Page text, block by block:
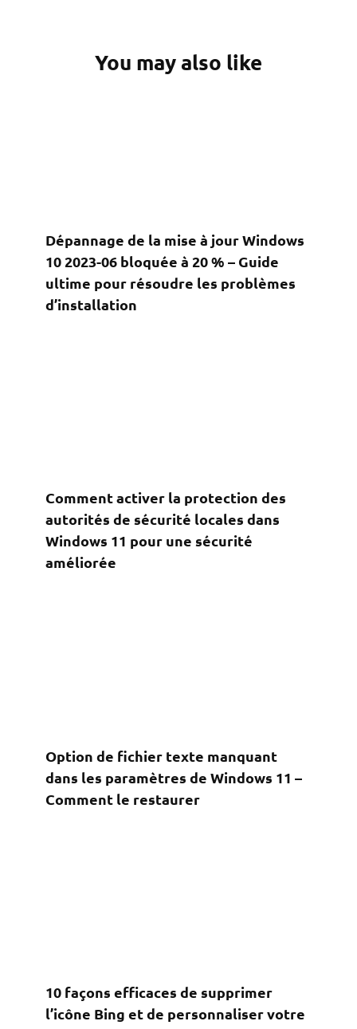
You may also like
Dépannage de la mise à jour Windows
10 2023-06 bloquée à 20 % – Guide
ultime pour résoudre les problèmes
d’installation
Comment activer la protection des
autorités de sécurité locales dans
Windows 11 pour une sécurité
améliorée
Option de fichier texte manquant
dans les paramètres de Windows 11 –
Comment le restaurer
10 façons efficaces de supprimer
l’icône Bing et de personnaliser votre